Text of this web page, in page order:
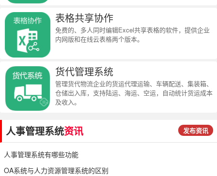
表格共享协作
免费的、多人同时编辑Excel共享表格的软件，提供企业
内网版和在线云表格两个版本。
货代管理系统
管理货代物流企业的货运代理运输、车辆配送、集装箱、
仓储出入库，支持陆运、海运、空运，自动统计货运成本
及收入。
人事管理系统资讯 发布资讯
人事管理系统有哪些功能
OA系统与人力资源管理系统的区别